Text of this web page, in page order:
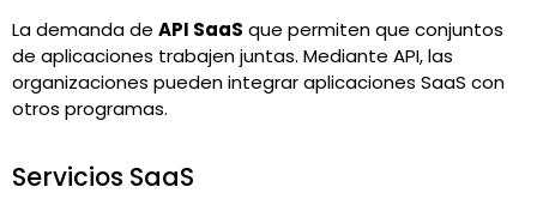
La demanda de API SaaS que permiten que conjuntos
de aplicaciones trabajen juntas. Mediante API, las
organizaciones pueden integrar aplicaciones SaaS con
otros programas.
Servicios SaaS